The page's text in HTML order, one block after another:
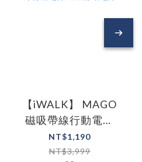
【iWALK】 MAGO
磁吸帶線行動電源
磁吸行動電源
NT$1,190
NT$3,999